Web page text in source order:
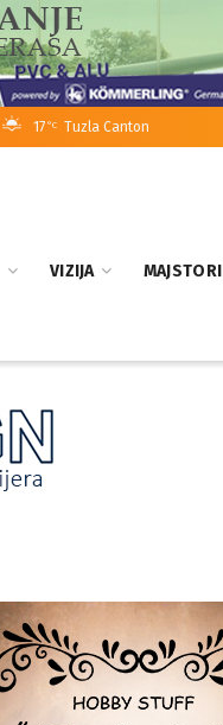
17 °C Tuzla Canton
VIZIJA MAJSTORI